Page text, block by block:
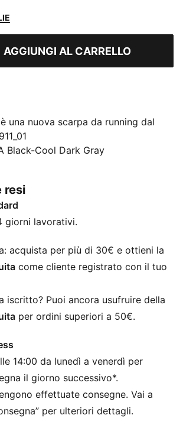
AGGIUNGI AL CARRELLO
una nuova scarpa da running dal
porta il linguaggio del modello
La tomaia presenta un
a gabbia per una forma massiccia,
comfort di lunga durata.
+ VANTAGGI
soletta interna progettata per
a gabbia
punta
Black-Cool Dark Gray
resi
giorni lavorativi.
acquista per più di 30€ e ottieni la
come cliente registrato con il tuo
iscritto? Puoi ancora usufruire della
per ordini superiori a 50€.
14:00 da lunedì a venerdì per
il giorno successivo*.
effettuate consegne. Vai a
per ulteriori dettagli.